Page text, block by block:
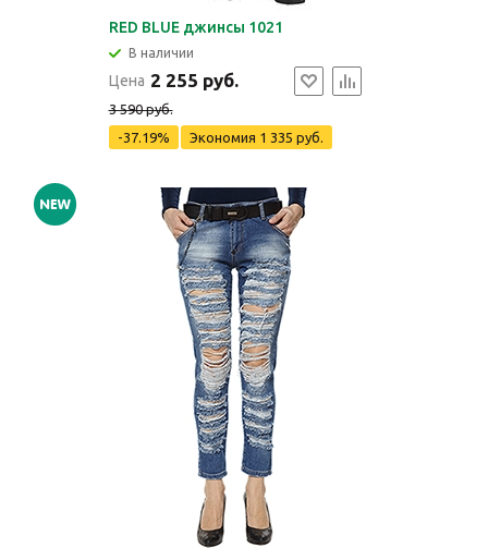
RED BLUE джинсы 1021
В наличии
Цена 2 255 руб.
3 590 руб.
-37.19%
Экономия 1 335 руб.